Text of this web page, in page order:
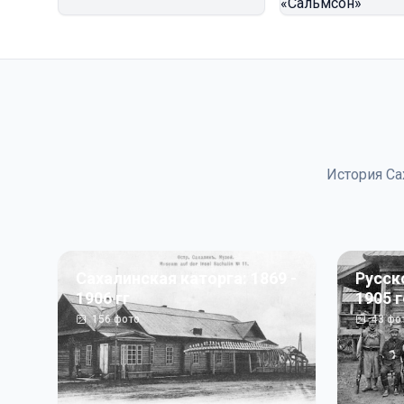
История
Сахалинская каторга: 1869 -
1906 гг
156фото
1905
43